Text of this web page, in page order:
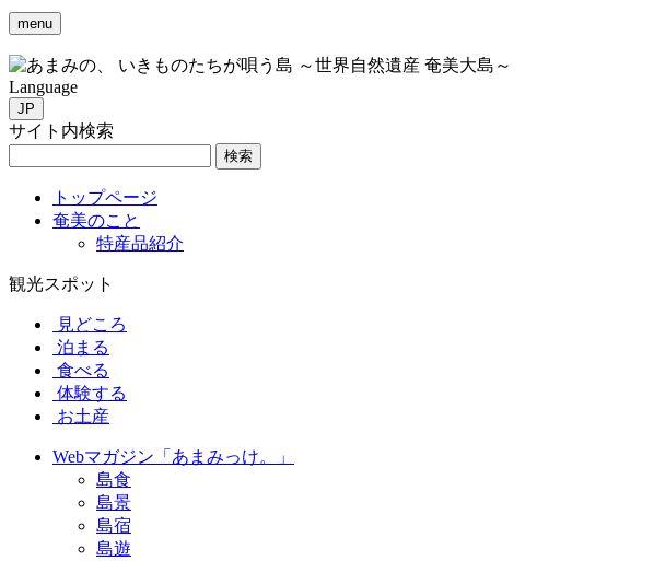
menu
いきものたちが唄う島 ～世界自然遺産 奄美大島～
Language
JP
サイト内検索
検索
トップページ
奄美のこと
特産品紹介
観光スポット
見どころ
泊まる
食べる
体験する
お土産
Webマガジン「あまみっけ。」
島食
島景
島宿
島遊